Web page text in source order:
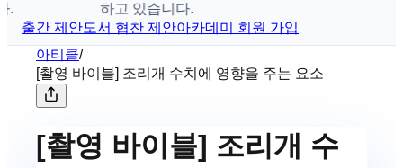
하고 있습니다.
출간 제안도서 협찬 제안아카데미 회원 가입
아티클/
[촬영 바이블] 조리개 수치에 영향을 주는 요소
[촬영 바이블] 조리개 수